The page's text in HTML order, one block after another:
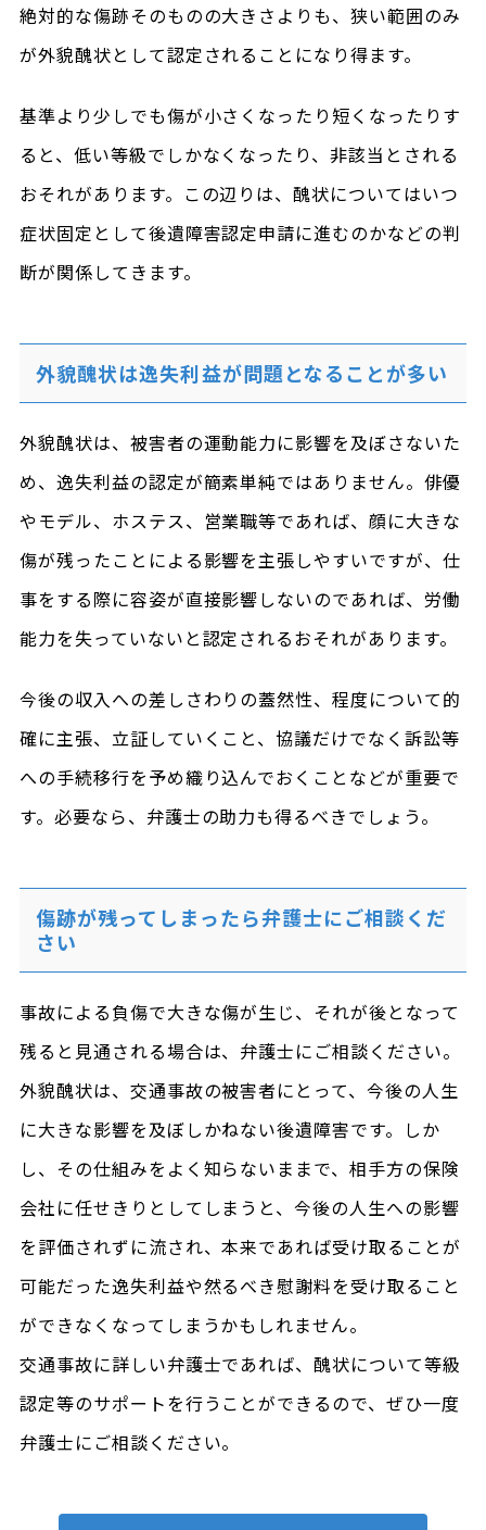
絶対的な傷跡そのものの大きさよりも、狭い範囲のみ
が外貌醜状として認定されることになり得ます。
基準より少しでも傷が小さくなったり短くなったりす
ると、低い等級でしかなくなったり、非該当とされる
おそれがあります。この辺りは、醜状についてはいつ
症状固定として後遺障害認定申請に進むのかなどの判
断が関係してきます。
外貌醜状は逸失利益が問題となることが多い
外貌醜状は、被害者の運動能力に影響を及ぼさないた
め、逸失利益の認定が簡素単純ではありません。俳優
やモデル、ホステス、営業職等であれば、顔に大きな
傷が残ったことによる影響を主張しやすいですが、仕
事をする際に容姿が直接影響しないのであれば、労働
能力を失っていないと認定されるおそれがあります。
今後の収入への差しさわりの蓋然性、程度について的
確に主張、立証していくこと、協議だけでなく訴訟等
への手続移行を予め織り込んでおくことなどが重要で
す。必要なら、弁護士の助力も得るべきでしょう。
傷跡が残ってしまったら弁護士にご相談くだ
さい
事故による負傷で大きな傷が生じ、それが後となって
残ると見通される場合は、弁護士にご相談ください。
外貌醜状は、交通事故の被害者にとって、今後の人生
に大きな影響を及ぼしかねない後遺障害です。しか
し、その仕組みをよく知らないままで、相手方の保険
会社に任せきりとしてしまうと、今後の人生への影響
を評価されずに流され、本来であれば受け取ることが
可能だった逸失利益や然るべき慰謝料を受け取ること
ができなくなってしまうかもしれません。
交通事故に詳しい弁護士であれば、醜状について等級
認定等のサポートを行うことができるので、ぜひ一度
弁護士にご相談ください。